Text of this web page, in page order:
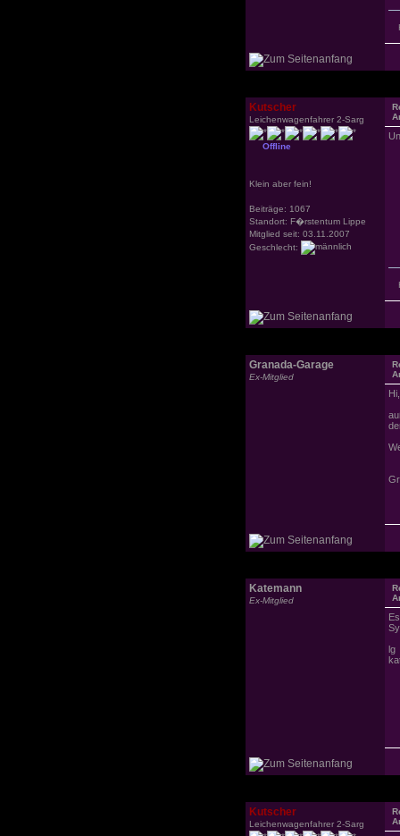
Kutscher
Leichenwagenfahrer 2-Sarg
Offline
Klein aber fein!
Beiträge: 1067
Standort: F�rstentum Lippe
Mitglied seit: 03.11.2007
Geschlecht:
Granada-Garage
Ex-Mitglied
Hi,
Katemann
Ex-Mitglied
lg
Kutscher
Leichenwagenfahrer 2-Sarg